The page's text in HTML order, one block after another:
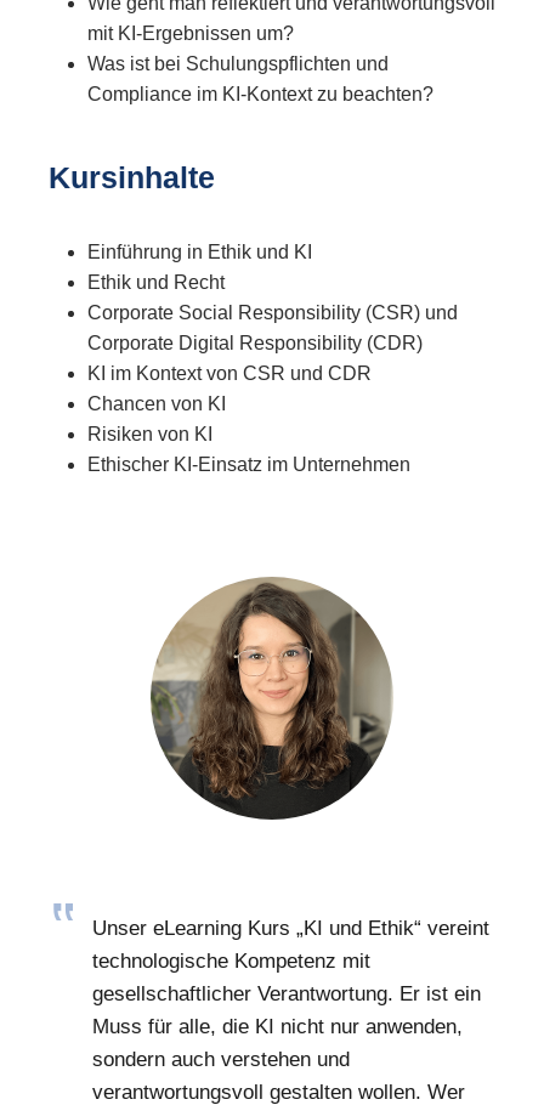
mit KI-Ergebnissen um?
Was ist bei Schulungspflichten und
Compliance im KI-Kontext zu beachten?
Kursinhalte
Einführung in Ethik und KI
Ethik und Recht
Corporate Social Responsibility (CSR) und
Corporate Digital Responsibility (CDR)
KI im Kontext von CSR und CDR
Chancen von KI
Risiken von KI
Ethischer KI-Einsatz im Unternehmen
Unser eLearning Kurs „KI und Ethik“ vereint
technologische Kompetenz mit
gesellschaftlicher Verantwortung. Er ist ein
Muss für alle, die KI nicht nur anwenden,
sondern auch verstehen und
verantwortungsvoll gestalten wollen. Wer